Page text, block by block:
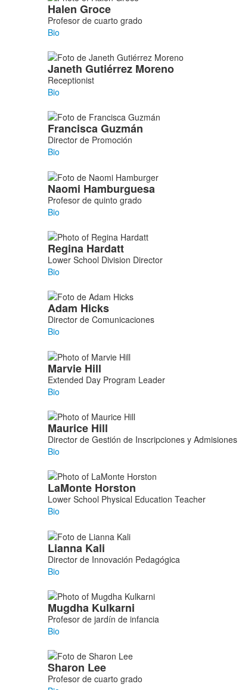
Halen Groce
Profesor de cuarto grado
Bio
Janeth Gutiérrez Moreno
Receptionist
Bio
FranciscaGuzmán
Director de Promoción
Bio
Naomi Hamburguesa
Profesor de quinto grado
Bio
Regina Hardatt
Lower School Division Director
Bio
Adam Hicks
Director de Comunicaciones
Bio
Marvie Hill
Extended Day Program Leader
Bio
Maurice Hill
Director de Gestión de Inscripciones y Admisiones
Bio
LaMonte Horston
Lower School Physical Education Teacher
Bio
Lianna Kali
Director de Innovación Pedagógica
Bio
Mugdha Kulkarni
Profesor de jardín de infancia
Bio
Sharon Lee
Profesor de cuarto grado